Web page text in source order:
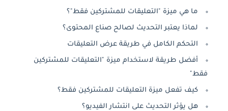
ما هي ميزة "التعليقات للمشتركين فقط"؟
لماذا يعتبر التحديث لصالح صناع المحتوى؟
التحكم الكامل في طريقة عرض التعليقات
أفضل طريقة لاستخدام ميزة "التعليقات للمشتركين
فقط"
كيف تفعل ميزة التعليقات للمشتركين فقط؟
هل يؤثر التحديث على انتشار الفيديو؟